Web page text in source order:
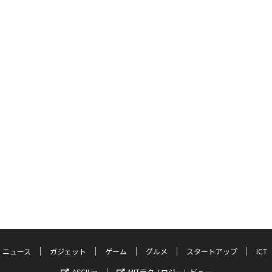
ニュース ガジェット ゲーム グルメ スタートアップ
ICT